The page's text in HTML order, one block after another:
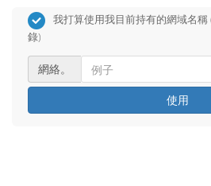
我打算使用我目前持有的網域名稱
錄)
網絡。
使用